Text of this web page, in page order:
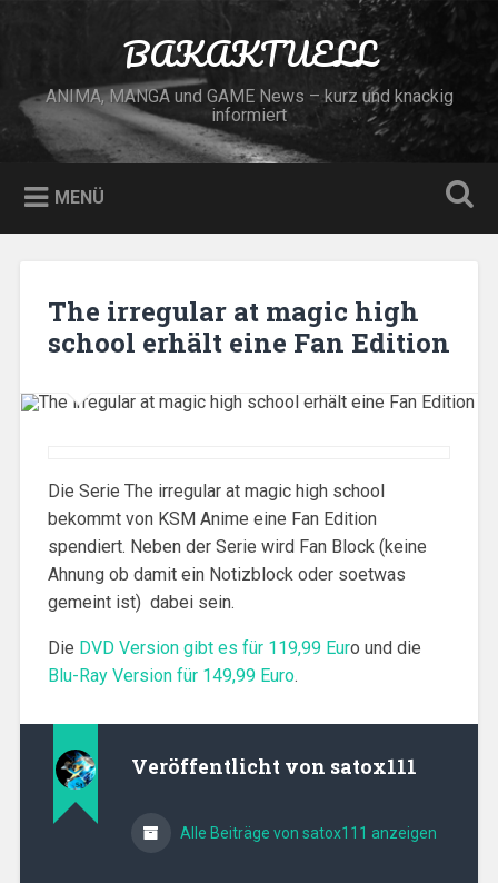
BAKAKTUELL
ANIMA, MANGA und GAME News – kurz und knackig
informiert
MENÜ
The irregular at magic high
school erhält eine Fan Edition
Die Serie The irregular at magic high school
bekommt von KSM Anime eine Fan Edition
spendiert. Neben der Serie wird Fan Block (keine
Ahnung ob damit ein Notizblock oder soetwas
gemeint ist) dabei sein.
Die DVD Version gibt es für 119,99 Euro und die
Blu-Ray Version für 149,99 Euro.
Veröffentlicht von satox111
Alle Beiträge von satox111 anzeigen